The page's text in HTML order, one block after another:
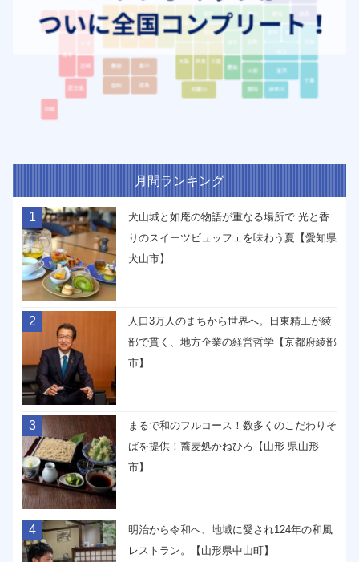
月間ランキング
1
犬山城と如庵の物語が重なる場所で 光と香
りのスイーツビュッフェを味わう夏【愛知県
犬山市】
2
人口3万人のまちから世界へ。日東精工が綾
部で貫く、地方企業の経営哲学【京都府綾部
市】
3
まるで和のフルコース！数多くのこだわりそ
ばを提供！蕎麦処かねひろ【山形 県山形
市】
4
明治から令和へ、地域に愛され124年の和風
レストラン。【山形県中山町】